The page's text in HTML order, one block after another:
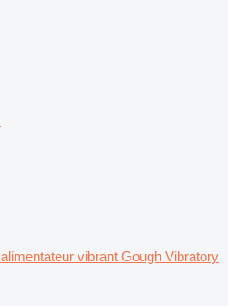
alimentateur vibrant Gough Vibratory